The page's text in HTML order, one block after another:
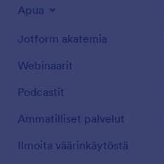
Apua
Jotform akatemia
Webinaarit
Podcastit
Ammatilliset palvelut
Ilmoita väärinkäytöstä